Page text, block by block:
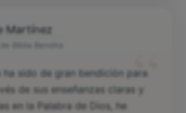
Martínez
“
ha sido de gran bendición para
de sus enseñanzas claras y
en la Palabra de Dios, he